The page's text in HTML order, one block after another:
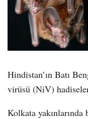
Hindistan’ın Batı
virüsü (NiV)
Kolkata yakınlarında